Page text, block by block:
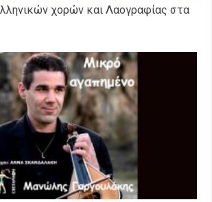
χορών και Λαογραφίας στα